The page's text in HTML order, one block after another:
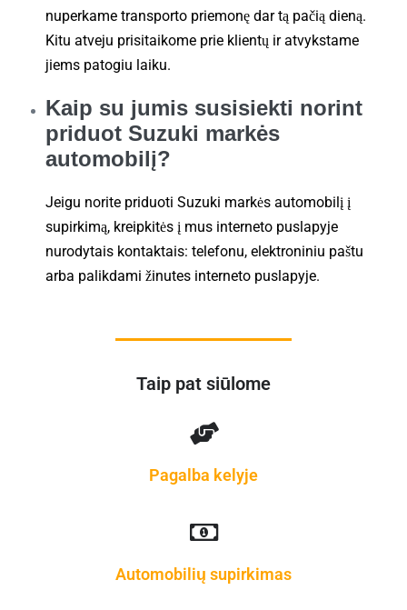
nuperkame transporto priemonę dar tą pačią dieną.
Kitu atveju prisitaikome prie klientų ir atvykstame
jiems patogiu laiku.
Kaip su jumis susisiekti norint
priduot Suzuki markės
automobilį?
Jeigu norite priduoti Suzuki markės automobilį į
supirkimą, kreipkitės į mus interneto puslapyje
nurodytais kontaktais: telefonu, elektroniniu paštu
arba palikdami žinutes interneto puslapyje.
Taip pat siūlome
Pagalba kelyje
Automobilių supirkimas